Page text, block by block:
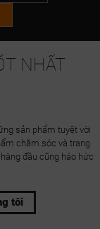
NHẤT
sản phẩm tuyệt vời
chăm sóc và trang
đầu cũng háo hức
tôi